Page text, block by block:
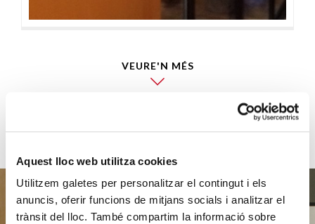
Aquest lloc web utilitza cookies
Utilitzem galetes per personalitzar el contingut i els
anuncis, oferir funcions de mitjans socials i analitzar el
trànsit del lloc. També compartim la informació sobre
VEURE'N MÉS